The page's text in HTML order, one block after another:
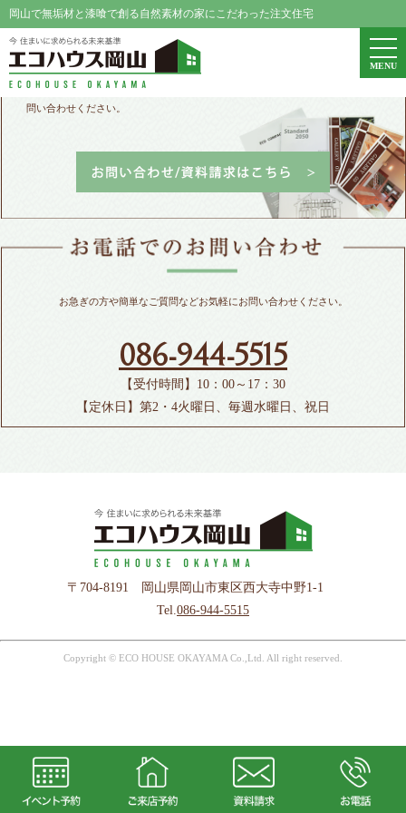
岡山で無垢材と漆喰で創る自然素材の家にこだわった注文住宅
問い合わせください。
お急ぎの方や簡単なご質問などお気軽にお問い合わせください。
086-944-5515
【受付時間】10：00～17：30
【定休日】第2・4火曜日、毎週水曜日、祝日
〒704-8191 岡山県岡山市東区西大寺中野1-1
Tel.086-944-5515
MENU
Copyright © ECO HOUSE OKAYAMA Co.,Ltd. All right reserved.